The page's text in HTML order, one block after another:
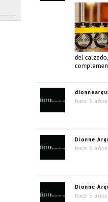
del
hace 3 años
Dionne
hace 3 años
Dionne
hace 3 años